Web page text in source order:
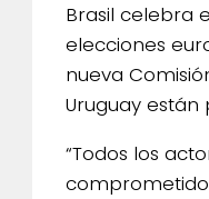
Brasil celebra
elecciones
nueva
Uruguay
“Todos los